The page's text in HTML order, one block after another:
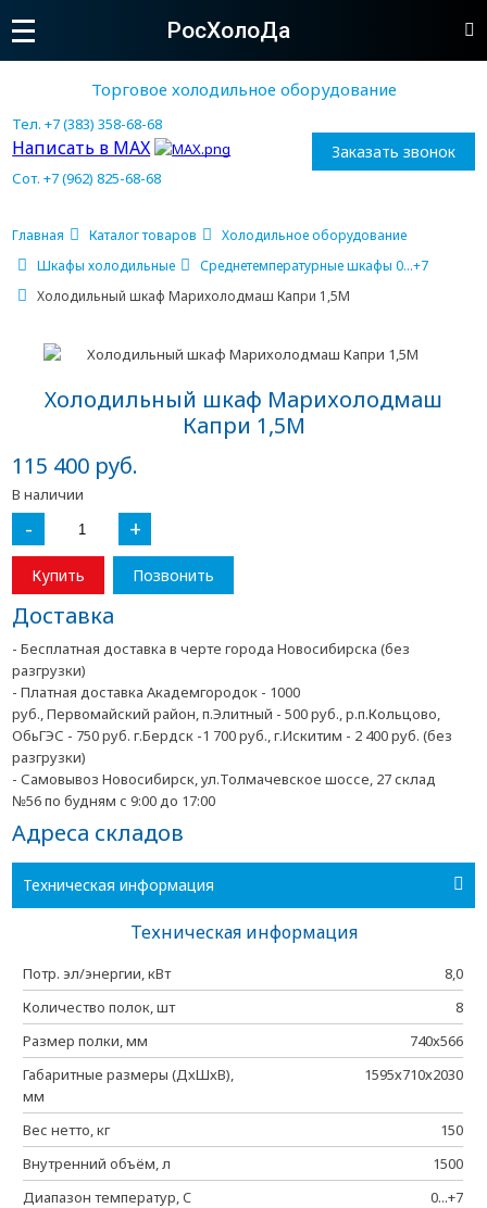
РосХолоДа
Торговое холодильное оборудование
Тел. +7 (383) 358-68-68
Написать в MAX
Сот. +7 (962) 825-68-68
Заказать звонок
Главная Каталог товаров
Холодильное оборудование
Шкафы холодильные
Среднетемпературные шкафы 0...+7
Холодильный шкаф Марихолодмаш Капри 1,5М
Холодильный шкаф Марихолодмаш
Капри 1,5М
115 400 руб.
В наличии
- +
Купить Позвонить
Доставка
- Бесплатная доставка в черте города Новосибирска (без
разгрузки)
- Платная доставка Академгородок - 1000
руб., Первомайский район, п.Элитный - 500 руб., р.п.Кольцово,
ОбьГЭС - 750 руб. г.Бердск -1 700 руб., г.Искитим - 2 400 руб. (без
разгрузки)
- Самовывоз Новосибирск, ул.Толмачевское шоссе, 27 склад
№56 по будням с 9:00 до 17:00
Адреса складов
Техническая информация
Техническая информация
Потр. эл/энергии, кВт
8,0
Количество полок, шт
8
Размер полки, мм
740х566
Габаритные размеры (ДхШхВ),
мм
1595х710х2030
Вес нетто, кг
150
Внутренний объём, л
1500
Диапазон температур, C
0...+7